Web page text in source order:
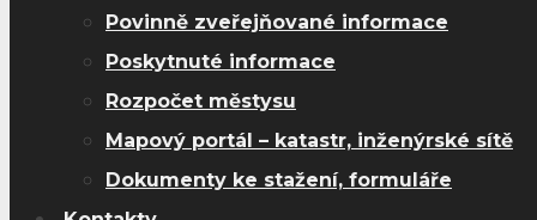
Povinně zveřejňované informace
Poskytnuté informace
Rozpočet městysu
Mapový portál – katastr, inženýrské sítě
Dokumenty ke stažení, formuláře